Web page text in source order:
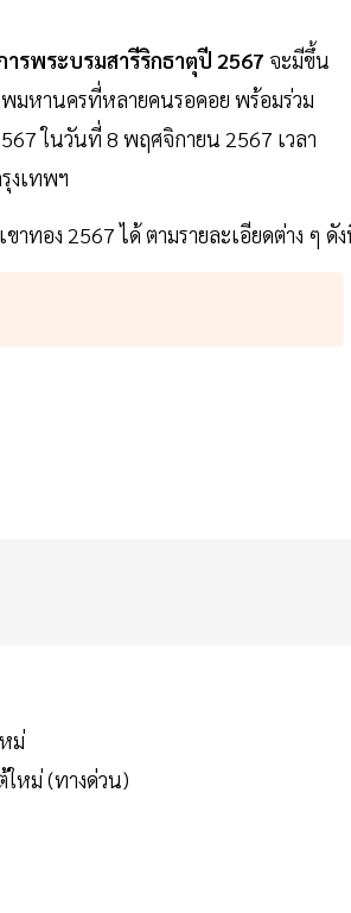
ารพระบรมสารีริกธาตุปี 2567 จะมีขึ้น
มหานครที่หลายคนรอคอย พร้อมร่วม
ในวันที่ 8 พฤศจิกายน 2567 เวลา
งเทพฯ
ทอง 2567 ได้ ตามรายละเอียดต่าง ๆ ดั
ม่
ใหม่ (ทางด่วน)